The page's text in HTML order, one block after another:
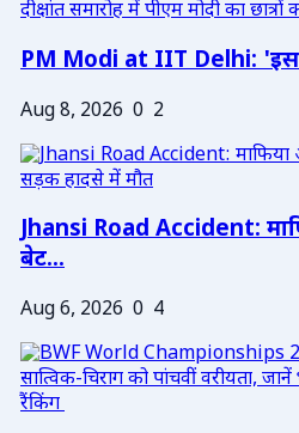
PM Modi at IIT Delhi: 'इस
Aug 8, 2026 0 2
Jhansi Road Accident:
बेट...
Aug 6, 2026 0 4